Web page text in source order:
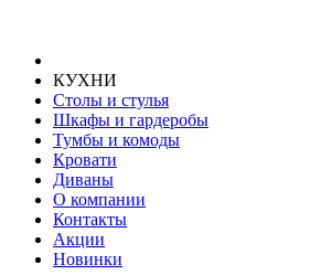
КУХНИ
Столы и стулья
Шкафы и гардеробы
Тумбы и комоды
Кровати
Диваны
О компании
Контакты
Акции
Новинки